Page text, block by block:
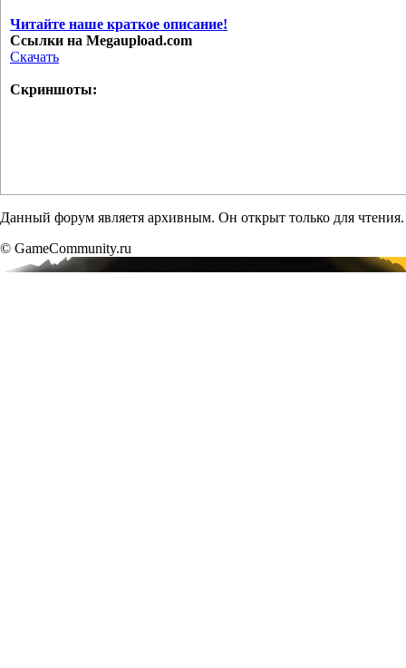
Читайте наше краткое описание!
Ссылки на Megaupload.com
Скачать
Скриншоты:
Данный форум являетя архивным. Он открыт только для чтения.
© GameCommunity.ru